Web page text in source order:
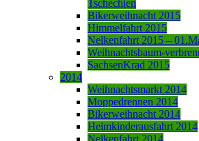
Tschechien
Bikerweihnacht 2015
Himmelfahrt 2015
Nelkenfahrt 2015 –
Weihnachtsbaum-
SachsenKrad 2015
2014
Weihnachtsmarkt 2014
Moppedrennen 2014
Bikerweihnacht 2014
Heimkinderausfahrt 2014
Nelkenfahrt 2014